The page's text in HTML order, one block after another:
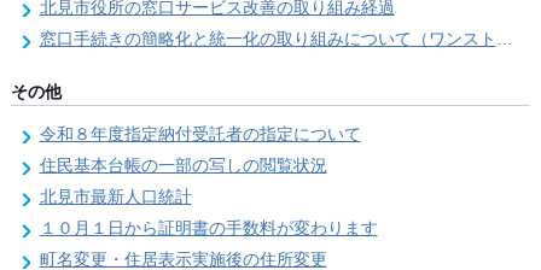
北見市役所の窓口サービス改善の取り組み経過
窓口手続きの簡略化と統一化の取り組みについて（ワンストップサービス推進事業）
その他
令和８年度指定納付受託者の指定について
住民基本台帳の一部の写しの閲覧状況
北見市最新人口統計
１０月１日から証明書の手数料が変わります
町名変更・住居表示実施後の住所変更